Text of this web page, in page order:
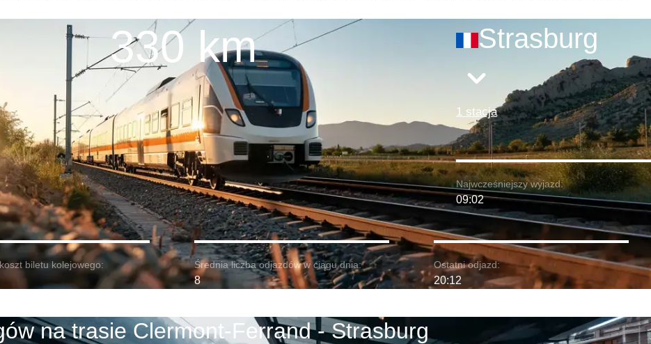
330 km Strasburg
1 stacja
Najwcześniejszy wyjazd:
09:02
biletu kolejowego: Średnia liczba odjazdów w ciągu dnia:
8
Ostatni odjazd:
20:12
na trasie Clermont-Ferrand - Strasburg